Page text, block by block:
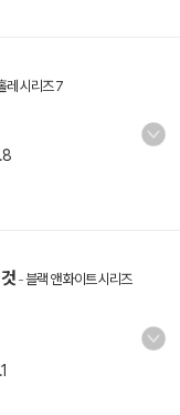
레 시리즈 7
-블랙 앤 화이트 시리즈